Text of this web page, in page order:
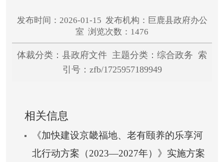
发布时间：2026-01-15 发布机构：巨鹿县政府办公
室 浏览次数：1476
体裁分类：县政府文件 主题分类：综合政务 索
引号：zfb/1725957189949
相关信息
《加快建设京畿福地、老有颐养的乐享河
北行动方案（2023—2027年）》实施方案